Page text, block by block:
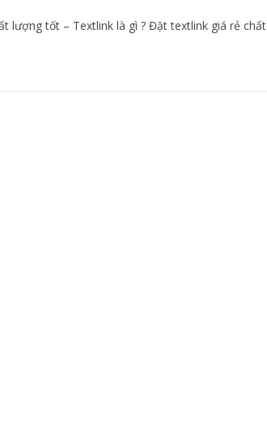
lượng tốt – Textlink là gì ? Đặt textlink giá rẻ chất